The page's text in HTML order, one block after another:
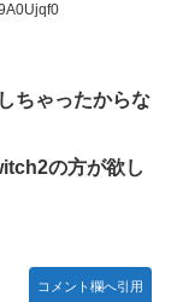
ちゃったからな
の方が欲し
コメント欄へ引用